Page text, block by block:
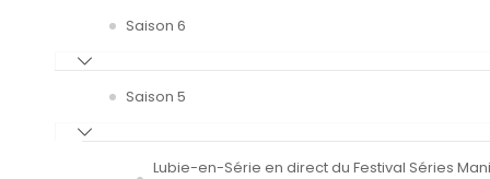
Saison 6
Saison 5
Lubie-en-Série en direct du Festival Séries